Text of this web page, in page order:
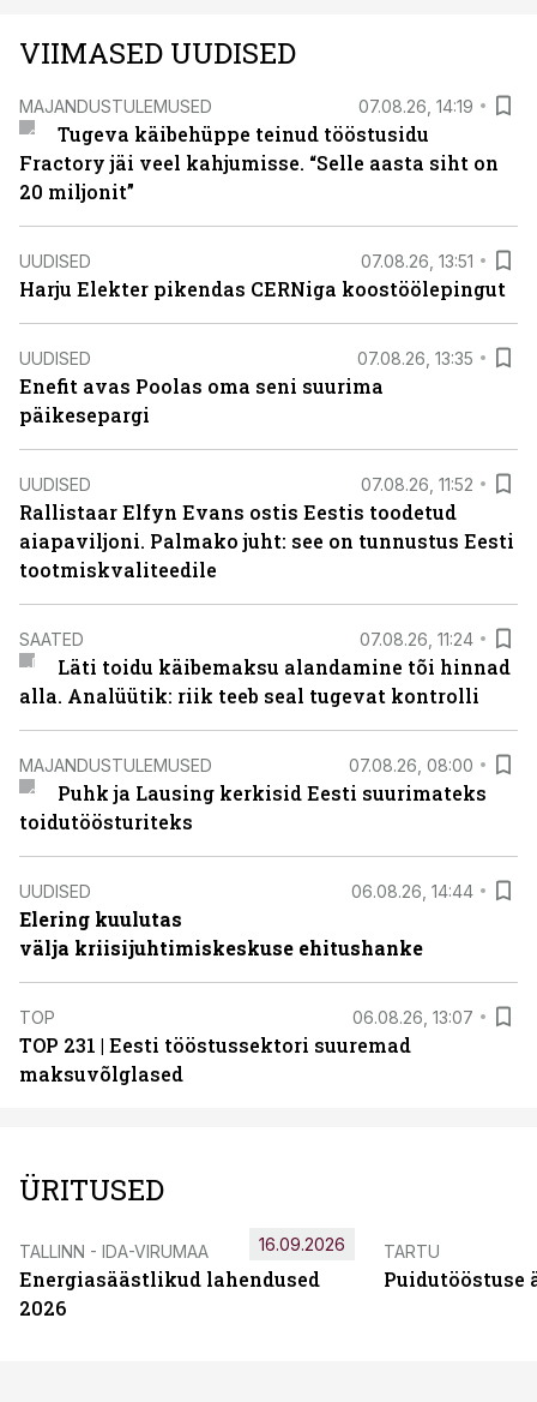
VIIMASED UUDISED
MAJANDUSTULEMUSED 07.08.26, 14:19
Tugeva käibehüppe teinud tööstusidu
Fractory jäi veel kahjumisse. “Selle aasta siht on
20 miljonit”
UUDISED 07.08.26, 13:51
Harju Elekter pikendas CERNiga koostöölepingut
UUDISED 07.08.26, 13:35
Enefit avas Poolas oma seni suurima
päikesepargi
UUDISED 07.08.26, 11:52
Rallistaar Elfyn Evans ostis Eestis toodetud
aiapaviljoni. Palmako juht: see on tunnustus Eesti
tootmiskvaliteedile
SAATED 07.08.26, 11:24
Läti toidu käibemaksu alandamine tõi hinnad
alla. Analüütik: riik teeb seal tugevat kontrolli
MAJANDUSTULEMUSED 07.08.26, 08:00
Puhk ja Lausing kerkisid Eesti suurimateks
toidutöösturiteks
UUDISED 06.08.26, 14:44
Elering kuulutas
välja kriisijuhtimiskeskuse ehitushanke
TOP 06.08.26, 13:07
TOP 231 | Eesti tööstussektori suuremad
maksuvõlglased
ÜRITUSED
TALLINN - IDA-VIRUMAA
Energiasäästlikud lahendused
2026
16.09.2026 TARTU
Puidutööstuse